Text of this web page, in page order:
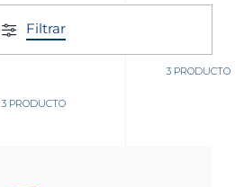
Filtrar
3 PRODUCTO
3 PRODUCTO